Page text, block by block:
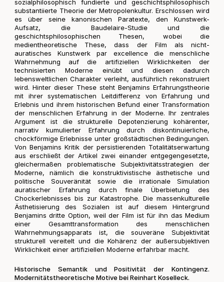
sozialphilosophisch fundierte und geschichtsphilosophisch
substantiierte Theorie der Metropolenkultur. Erschlossen wird
es über seine kanonischen Paratexte, den Kunstwerk-
Aufsatz, die Baudelaire-Studie und die
geschichtsphilosophischen Thesen, wobei die
medientheoretische These, dass der Film als nicht-
auratisches Kunstwerk par excellence die menschliche
Wahrnehmung auf die artifiziellen Wirklichkeiten der
technisierten Moderne einübt und diesen dadurch
lebensweltlichen Charakter verleiht, ausführlich rekonstruiert
wird. Hinter dieser These steht Benjamins Erfahrungstheorie
mit ihrer systematischen Leitdifferenz von Erfahrung und
Erlebnis und ihrem historischen Befund einer Transformation
der menschlichen Erfahrung in der Moderne. Ihr zentrales
Argument ist die strukturelle Depotenzierung kohärenter,
narrativ kumulierter Erfahrung durch diskontinuierliche,
chockförmige Erlebnisse unter großstädtischen Bedingungen.
Von Benjamins Kritik der persistierenden Totalitätserwartung
aus erschließt der Artikel zwei einander entgegengesetzte,
gleichermaßen problematische Subjektivitätsstrategien der
Moderne, nämlich die konstruktivistische ästhetische und
politische Souveränität sowie die irrationale Simulation
auratischer Erfahrung durch finale Überbietung des
Chockerlebnisses bis zur Katastrophe. Die massenkulturelle
Ästhetisierung des Sozialen ist auf diesem Hintergrund
Benjamins dritte Option, weil der Film ist für ihn das Medium
einer Gesamttransformation des menschlichen
Wahrnehmungsapparats ist, die souveräne Subjektivität
strukturell vereitelt und die Kohärenz der außersubjektiven
Wirklichkeit einer artifiziellen Moderne erfahrbar macht.
Historische Semantik und Positivität der Kontingenz.
Modernitätstheoretische Motive bei Reinhart Koselleck.